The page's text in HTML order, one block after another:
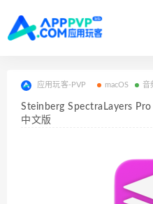
应用玩客-PVP macOS 音
Steinberg SpectraLayers
中文版